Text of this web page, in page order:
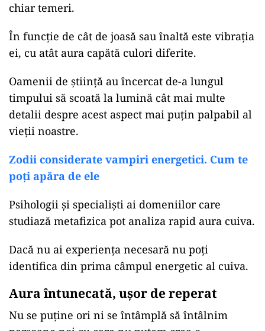
chiar temeri.
În funcție de cât de joasă sau înaltă este vibrația
ei, cu atât aura capătă culori diferite.
Oamenii de știință au încercat de-a lungul
timpului să scoată la lumină cât mai multe
detalii despre acest aspect mai puțin palpabil al
vieții noastre.
Zodii considerate vampiri energetici. Cum te
poți apăra de ele
Psihologii și specialiști ai domeniilor care
studiază metafizica pot analiza rapid aura cuiva.
Dacă nu ai experiența necesară nu poți
identifica din prima câmpul energetic al cuiva.
Aura întunecată, ușor de reperat
Nu se puține ori ni se întâmplă să întâlnim